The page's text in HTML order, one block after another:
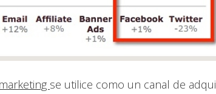
se utilice como un canal de